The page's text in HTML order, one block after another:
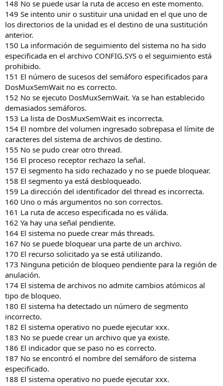
148 No se puede usar la ruta de acceso en este momento.
149 Se intento unir o sustituir una unidad en el que uno de
los directorios de la unidad es el destino de una sustitución
anterior.
150 La información de seguimiento del sistema no ha sido
especificada en el archivo CONFIG.SYS o el seguimiento está
prohibido.
151 El número de sucesos del semáforo especificados para
DosMuxSemWait no es correcto.
152 No se ejecuto DosMuxSemWait. Ya se han establecido
demasiados semáforos.
153 La lista de DosMuxSemWait es incorrecta.
154 El nombre del volumen ingresado sobrepasa el límite de
caracteres del sistema de archivos de destino.
155 No se pudo crear otro thread.
156 El proceso receptor rechazo la señal.
157 El segmento ha sido rechazado y no se puede bloquear.
158 El segmento ya está desbloqueado.
159 La dirección del identificador del thread es incorrecta.
160 Uno o más argumentos no son correctos.
161 La ruta de acceso especificada no es válida.
162 Ya hay una señal pendiente.
164 El sistema no puede crear más threads.
167 No se puede bloquear una parte de un archivo.
170 El recurso solicitado ya se está utilizando.
173 Ninguna petición de bloqueo pendiente para la región de
anulación.
174 El sistema de archivos no admite cambios atómicos al
tipo de bloqueo.
180 El sistema ha detectado un número de segmento
incorrecto.
182 El sistema operativo no puede ejecutar xxx.
183 No se puede crear un archivo que ya existe.
186 El indicador que se paso no es correcto.
187 No se encontró el nombre del semáforo de sistema
especificado.
188 El sistema operativo no puede ejecutar xxx.